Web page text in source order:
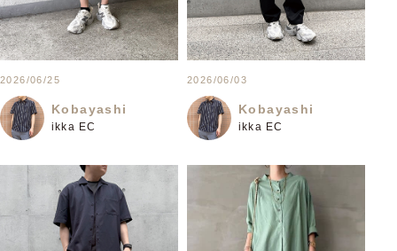
2026/06/25
Kobayashi
ikka EC
2026/06/03
Kobayashi
ikka EC